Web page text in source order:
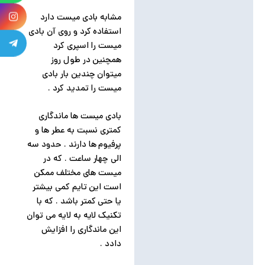
مشابه بادی میست دارد
استفاده کرد و روی آن بادی
میست را اسپری کرد
همچنین در طول روز
میتوان چندین بار بادی
میست را تمدید کرد .
بادی میست ها ماندگاری
کمتری نسبت به عطر ها و
پرفیوم ها دارند . حدود سه
الی چهار ساعت . که در
میست های مختلف ممکن
است این تایم کمی بیشتر
یا حتی کمتر باشد . که با
تکنیک لایه به لایه می توان
این ماندگاری را افزایش
دادد .